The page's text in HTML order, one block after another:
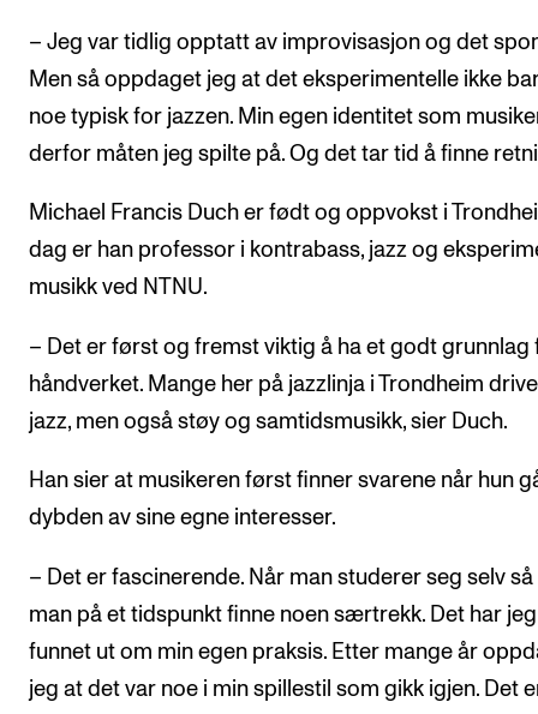
– Jeg var tidlig opptatt av improvisasjon og det
Men så oppdaget jeg at det eksperimentelle ikke
noe typisk for jazzen. Min egen identitet som
derfor måten jeg spilte på. Og det tar tid å finne
Michael Francis Duch er født og oppvokst i
dag er han professor i kontrabass, jazz og
musikk ved NTNU.
– Det er først og fremst viktig å ha et godt grunnlag
håndverket. Mange her på jazzlinja i Trondheim
jazz, men også støy og samtidsmusikk, sier Duch.
Han sier at musikeren først finner svarene når hun
dybden av sine egne interesser.
– Det er fascinerende. Når man studerer seg selv så
man på et tidspunkt finne noen særtrekk. Det har
funnet ut om min egen praksis. Etter mange år
jeg at det var noe i min spillestil som gikk igjen. Det